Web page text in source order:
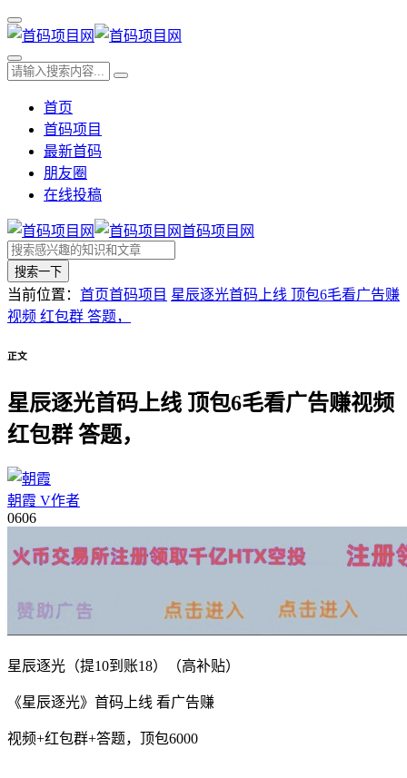
首页
首码项目
最新首码
朋友圈
在线投稿
首码项目网
搜索一下
当前位置： 首页首码项目 星辰逐光首码上线 顶包6毛看广告赚
视频 红包群 答题，
正文
星辰逐光首码上线 顶包6毛看广告赚视频
红包群 答题，
朝霞 V作者
0606
星辰逐光（提10到账18）（高补贴）
《星辰逐光》首码上线 看广告赚
视频+红包群+答题，顶包6000